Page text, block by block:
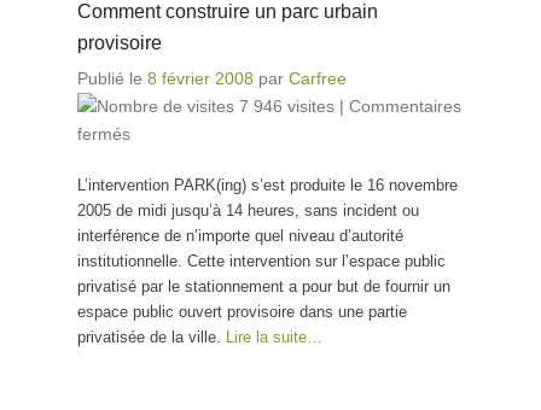
Comment construire un parc urbain
provisoire
Publié le 8 février 2008 par Carfree
7 946 visites | Commentaires
fermés
L’intervention PARK(ing) s’est produite le 16 novembre
2005 de midi jusqu’à 14 heures, sans incident ou
interférence de n’importe quel niveau d’autorité
institutionnelle. Cette intervention sur l’espace public
privatisé par le stationnement a pour but de fournir un
espace public ouvert provisoire dans une partie
privatisée de la ville. Lire la suite…